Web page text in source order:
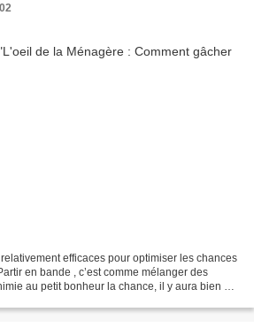
relativement efficaces pour optimiser les chances
en bande , c’est comme mélanger des
au petit bonheur la chance, il y aura bien un